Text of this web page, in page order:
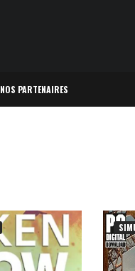
NOS PARTENAIRES